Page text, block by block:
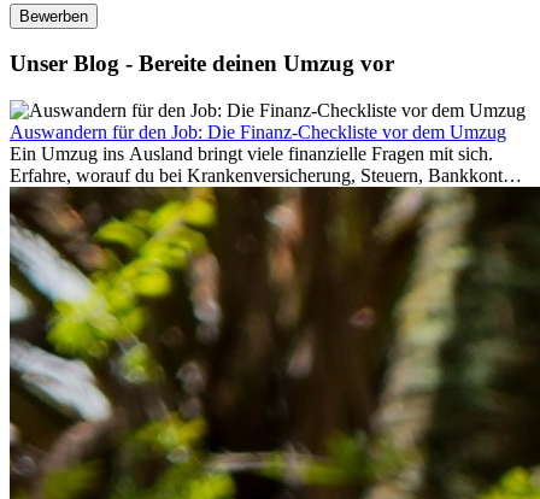
Bewerben
Unser Blog - Bereite deinen Umzug vor
Auswandern für den Job: Die Finanz-Checkliste vor dem Umzug
Ein Umzug ins Ausland bringt viele finanzielle Fragen mit sich.
Erfahre, worauf du bei Krankenversicherung, Steuern, Bankkonto,
Rücklagen und Budgetplanung achten solltest, damit dein Neustart
im Ausland reibungslos gelingt.